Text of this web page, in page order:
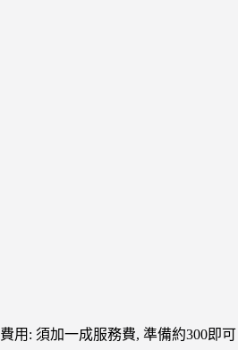
費用: 須加一成服務費, 準備約300即可